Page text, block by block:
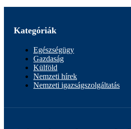
Kategóriák
Egészségügy
Gazdaság
Külföld
Nemzeti hírek
Nemzeti igazságszolgáltatás